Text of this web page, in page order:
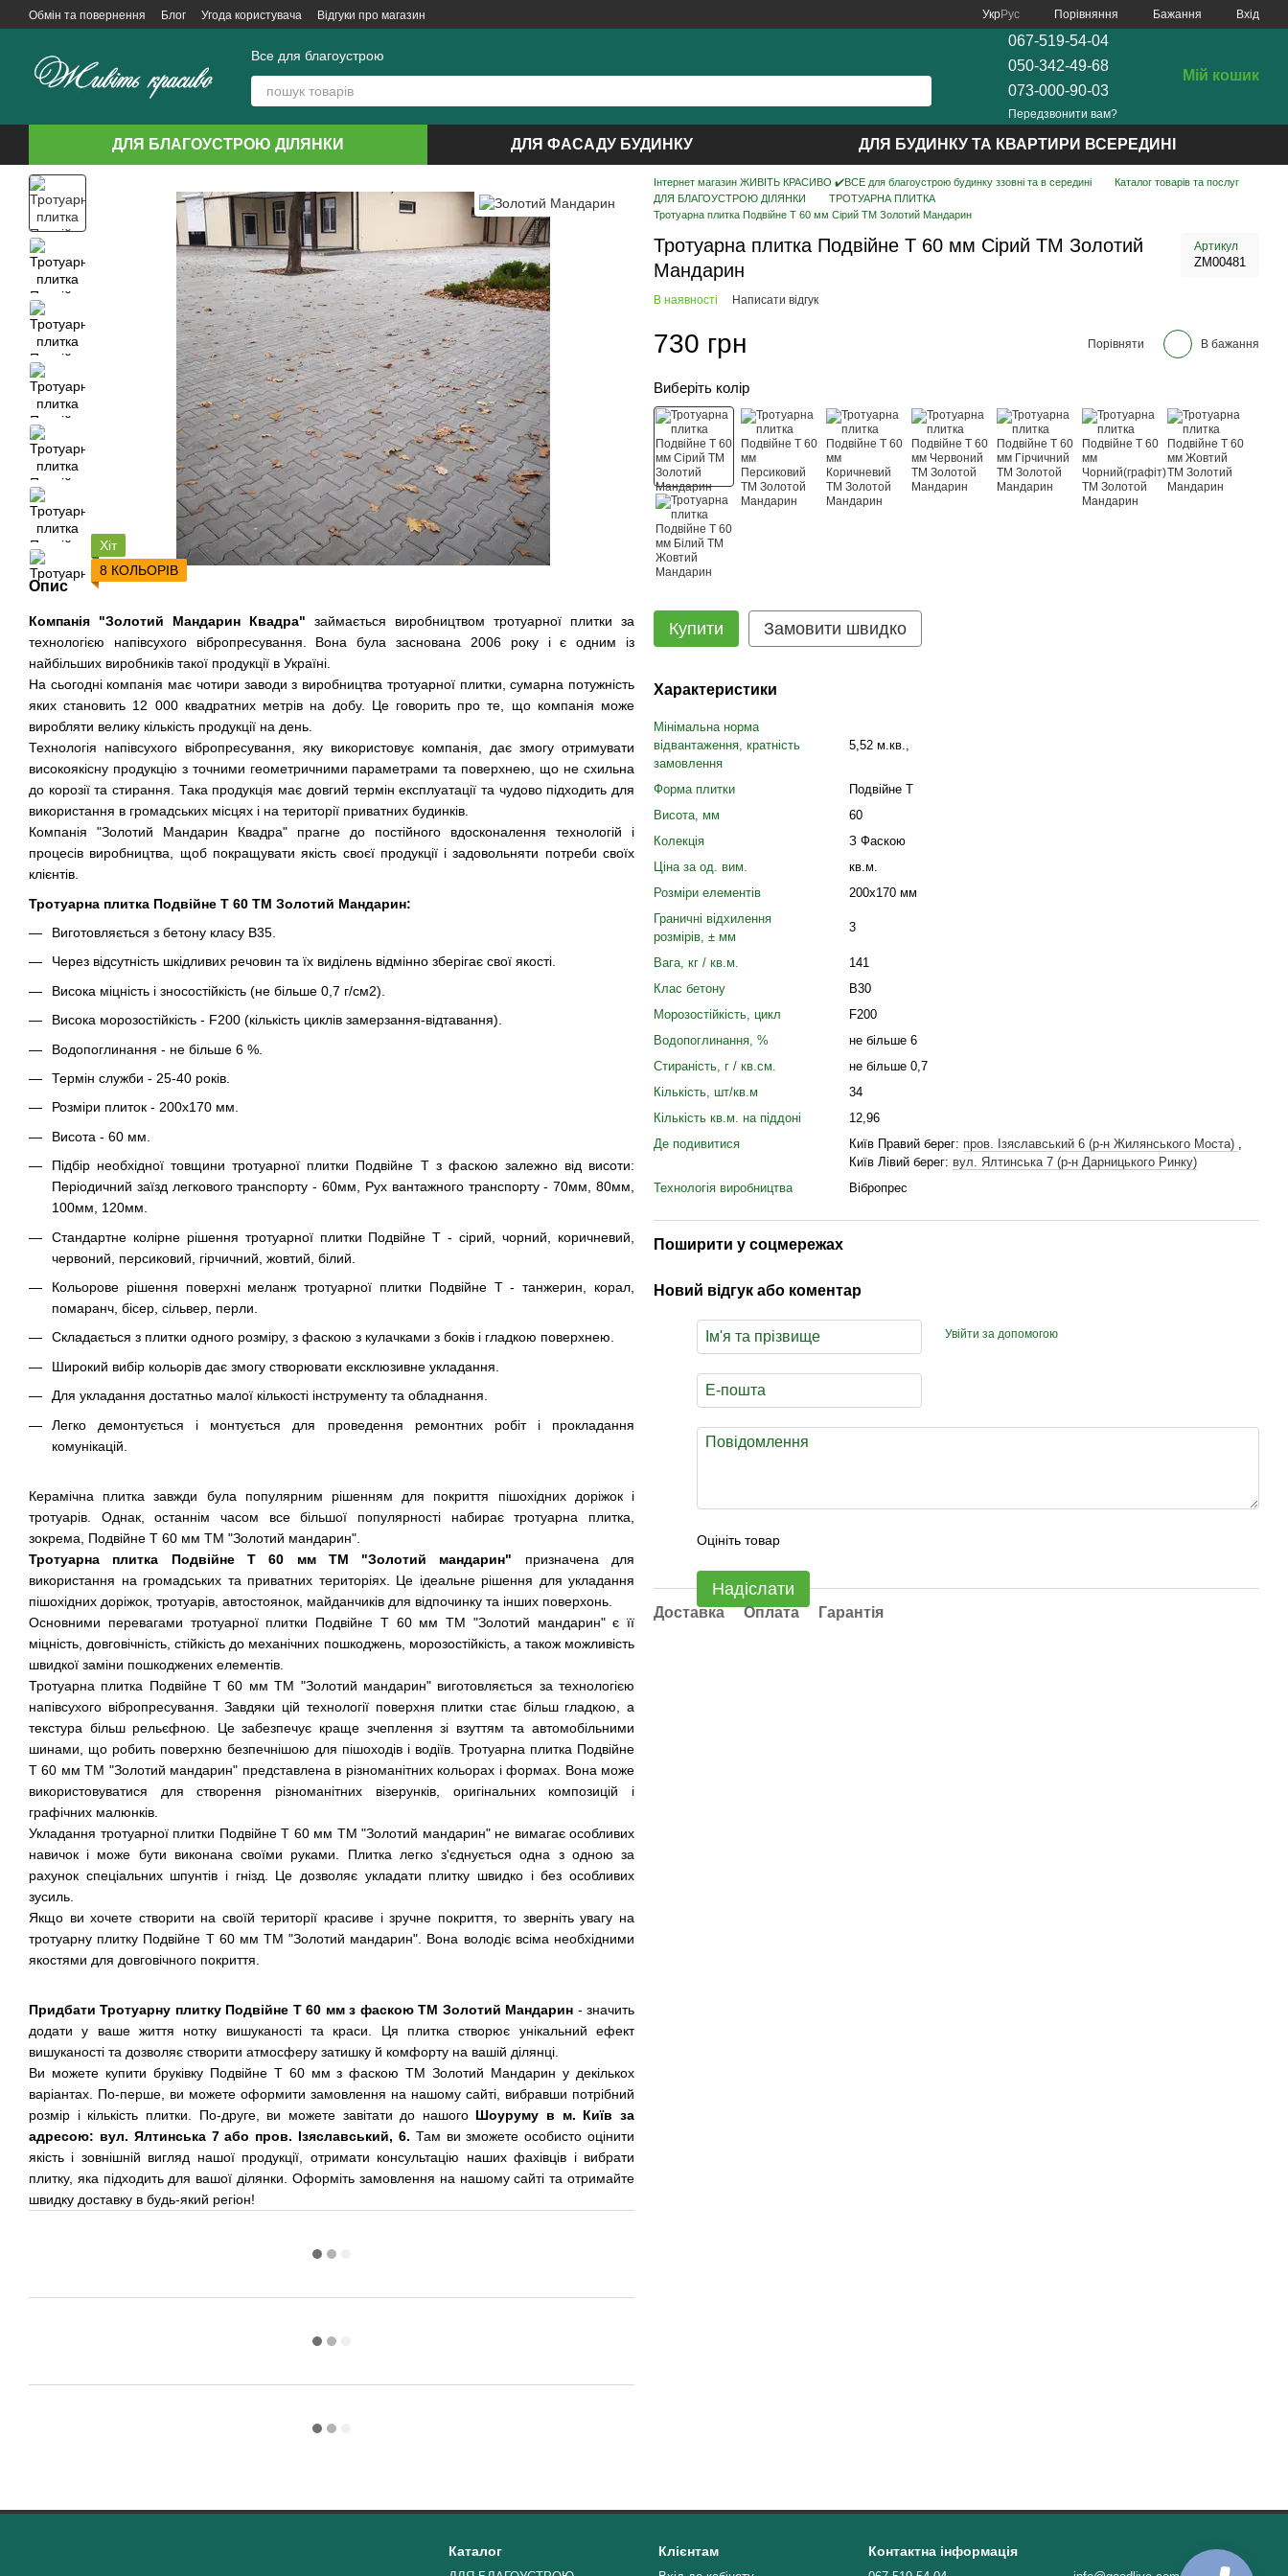
Перейти до основного контенту
Обмін та повернення Блог Угода користувача Відгуки про магазин УкрРус Порівняння Бажання Вхід
Все для благоустрою
067-519-54-04
050-342-49-68
073-000-90-03
Передзвонити вам?
Мій кошик
ДЛЯ БЛАГОУСТРОЮ ДІЛЯНКИ ДЛЯ ФАСАДУ БУДИНКУ ДЛЯ БУДИНКУ ТА КВАРТИРИ ВСЕРЕДИНІ
Хіт
8 КОЛЬОРІВ
Опис
Компанія "Золотий Мандарин Квадра" займається виробництвом тротуарної плитки за
технологією напівсухого вібропресування. Вона була заснована 2006 року і є одним із
найбільших виробників такої продукції в Україні.
На сьогодні компанія має чотири заводи з виробництва тротуарної плитки, сумарна потужність
яких становить 12 000 квадратних метрів на добу. Це говорить про те, що компанія може
виробляти велику кількість продукції на день.
Технологія напівсухого вібропресування, яку використовує компанія, дає змогу отримувати
високоякісну продукцію з точними геометричними параметрами та поверхнею, що не схильна
до корозії та стирання. Така продукція має довгий термін експлуатації та чудово підходить для
використання в громадських місцях і на території приватних будинків.
Компанія "Золотий Мандарин Квадра" прагне до постійного вдосконалення технологій і
процесів виробництва, щоб покращувати якість своєї продукції і задовольняти потреби своїх
клієнтів.
Тротуарна плитка Подвійне Т 60 ТМ Золотий Мандарин:
Виготовляється з бетону класу В35.
Через відсутність шкідливих речовин та їх виділень відмінно зберігає свої якості.
Висока міцність і зносостійкість (не більше 0,7 г/см2).
Висока морозостійкість - F200 (кількість циклів замерзання-відтавання).
Водопоглинання - не більше 6 %.
Термін служби - 25-40 років.
Розміри плиток - 200х170 мм.
Висота - 60 мм.
Підбір необхідної товщини тротуарної плитки Подвійне Т з фаскою залежно від висоти:
Періодичний заїзд легкового транспорту - 60мм, Рух вантажного транспорту - 70мм, 80мм,
100мм, 120мм.
Стандартне колірне рішення тротуарної плитки Подвійне Т - сірий, чорний, коричневий,
червоний, персиковий, гірчичний, жовтий, білий.
Кольорове рішення поверхні меланж тротуарної плитки Подвійне Т - танжерин, корал,
помаранч, бісер, сільвер, перли.
Складається з плитки одного розміру, з фаскою з кулачками з боків і гладкою поверхнею.
Широкий вибір кольорів дає змогу створювати ексклюзивне укладання.
Для укладання достатньо малої кількості інструменту та обладнання.
Легко демонтується і монтується для проведення ремонтних робіт і прокладання
комунікацій.
Керамічна плитка завжди була популярним рішенням для покриття пішохідних доріжок і
тротуарів. Однак, останнім часом все більшої популярності набирає тротуарна плитка,
зокрема, Подвійне Т 60 мм ТМ "Золотий мандарин".
Тротуарна плитка Подвійне Т 60 мм ТМ "Золотий мандарин" призначена для
використання на громадських та приватних територіях. Це ідеальне рішення для укладання
пішохідних доріжок, тротуарів, автостоянок, майданчиків для відпочинку та інших поверхонь.
Основними перевагами тротуарної плитки Подвійне Т 60 мм ТМ "Золотий мандарин" є її
міцність, довговічність, стійкість до механічних пошкоджень, морозостійкість, а також можливість
швидкої заміни пошкоджених елементів.
Тротуарна плитка Подвійне Т 60 мм ТМ "Золотий мандарин" виготовляється за технологією
напівсухого вібропресування. Завдяки цій технології поверхня плитки стає більш гладкою, а
текстура більш рельєфною. Це забезпечує краще зчеплення зі взуттям та автомобільними
шинами, що робить поверхню безпечнішою для пішоходів і водіїв. Тротуарна плитка Подвійне
Т 60 мм ТМ "Золотий мандарин" представлена в різноманітних кольорах і формах. Вона може
використовуватися для створення різноманітних візерунків, оригінальних композицій і
графічних малюнків.
Укладання тротуарної плитки Подвійне Т 60 мм ТМ "Золотий мандарин" не вимагає особливих
навичок і може бути виконана своїми руками. Плитка легко з'єднується одна з одною за
рахунок спеціальних шпунтів і гнізд. Це дозволяє укладати плитку швидко і без особливих
зусиль.
Якщо ви хочете створити на своїй території красиве і зручне покриття, то зверніть увагу на
тротуарну плитку Подвійне Т 60 мм ТМ "Золотий мандарин". Вона володіє всіма необхідними
якостями для довговічного покриття.
Придбати Тротуарну плитку Подвійне Т 60 мм з фаскою ТМ Золотий Мандарин - значить
додати у ваше життя нотку вишуканості та краси. Ця плитка створює унікальний ефект
вишуканості та дозволяє створити атмосферу затишку й комфорту на вашій ділянці.
Ви можете купити бруківку Подвійне Т 60 мм з фаскою ТМ Золотий Мандарин у декількох
варіантах. По-перше, ви можете оформити замовлення на нашому сайті, вибравши потрібний
розмір і кількість плитки. По-друге, ви можете завітати до нашого Шоуруму в м. Київ за
адресою: вул. Ялтинська 7 або пров. Ізяславський, 6. Там ви зможете особисто оцінити
якість і зовнішній вигляд нашої продукції, отримати консультацію наших фахівців і вибрати
плитку, яка підходить для вашої ділянки. Оформіть замовлення на нашому сайті та отримайте
швидку доставку в будь-який регіон!
Інтернет магазин ЖИВІТЬ КРАСИВО ✔️ВСЕ для благоустрою будинку ззовні та в середині
Каталог товарів та послуг
ДЛЯ БЛАГОУСТРОЮ ДІЛЯНКИ
ТРОТУАРНА ПЛИТКА
Тротуарна плитка Подвійне Т 60 мм Сірий ТМ Золотий Мандарин
Тротуарна плитка Подвійне Т 60 мм Сірий ТМ Золотий
Мандарин
Артикул
ZM00481
В наявності Написати відгук
730 грн Порівняти В бажання
Виберіть колір
Купити Замовити швидко
Характеристики
Мінімальна норма
відвантаження, кратність
замовлення
5,52 м.кв.,
Форма плитки
Подвійне Т
Висота, мм
60
Колекція
З Фаскою
Ціна за од. вим.
кв.м.
Розміри елементів
200x170 мм
Граничні відхилення
розмірів, ± мм
3
Вага, кг / кв.м.
141
Клас бетону
B30
Морозостійкість, цикл
F200
Водопоглинання, %
не більше 6
Стираність, г / кв.см.
не більше 0,7
Кількість, шт/кв.м
34
Кількість кв.м. на піддоні
12,96
Де подивитися
Київ Правий берег: пров. Ізяславський 6 (р-н Жилянського Моста) ,
Київ Лівий берег: вул. Ялтинська 7 (р-н Дарницького Ринку)
Технологія виробництва
Вібропрес
Поширити у соцмережах
Новий відгук або коментар
Увійти за допомогою
Оцініть товар
Надіслати
Доставка Оплата Гарантія
Каталог Клієнтам Контактна інформація